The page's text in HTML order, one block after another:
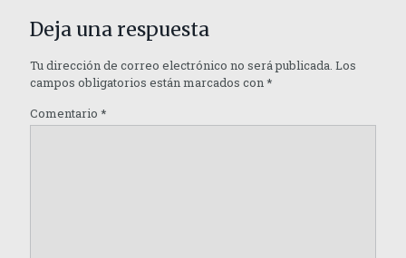
Deja una respuesta
Tu dirección de correo electrónico no será publicada. Los
campos obligatorios están marcados con*
Comentario *